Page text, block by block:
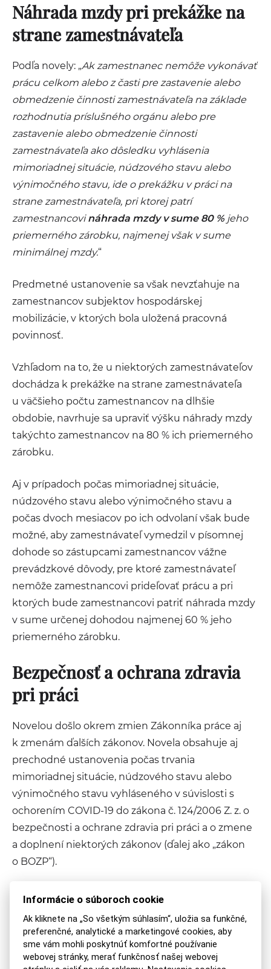
Náhrada mzdy pri prekážke na
strane zamestnávateľa
Podľa novely: „Ak zamestnanec nemôže vykonávať
prácu celkom alebo z časti pre zastavenie alebo
obmedzenie činnosti zamestnávateľa na základe
rozhodnutia príslušného orgánu alebo pre
zastavenie alebo obmedzenie činnosti
zamestnávateľa ako dôsledku vyhlásenia
mimoriadnej situácie, núdzového stavu alebo
výnimočného stavu, ide o prekážku v práci na
strane zamestnávateľa, pri ktorej patrí
zamestnancovináhrada mzdy v sume 80 % jeho
priemerného zárobku, najmenej však v sume
minimálnej mzdy.“
Predmetné ustanovenie sa však nevzťahuje na
zamestnancov subjektov hospodárskej
mobilizácie, v ktorých bola uložená pracovná
povinnosť.
Vzhľadom na to, že u niektorých zamestnávateľov
dochádza k prekážke na strane zamestnávateľa
u väčšieho počtu zamestnancov na dlhšie
obdobie, navrhuje sa upraviť výšku náhrady mzdy
takýchto zamestnancov na 80 % ich priemerného
zárobku.
Aj v prípadoch počas mimoriadnej situácie,
núdzového stavu alebo výnimočného stavu a
počas dvoch mesiacov po ich odvolaní však bude
možné, aby zamestnávateľ vymedzil v písomnej
dohode so zástupcami zamestnancov vážne
prevádzkové dôvody, pre ktoré zamestnávateľ
nemôže zamestnancovi prideľovať prácu a pri
ktorých bude zamestnancovi patriť náhrada mzdy
v sume určenej dohodou najmenej 60 % jeho
priemerného zárobku.
Bezpečnosť a ochrana zdravia
pri práci
Novelou došlo okrem zmien Zákonníka práce aj
k zmenám ďalších zákonov. Novela obsahuje aj
prechodné ustanovenia počas trvania
mimoriadnej situácie, núdzového stavu alebo
výnimočného stavu vyhláseného v súvislosti s
ochorením COVID-19 do zákona č. 124/2006 Z. z. o
bezpečnosti a ochrane zdravia pri práci a o zmene
a doplnení niektorých zákonov (ďalej ako „zákon
o BOZP“).
Podľa zákona o BOZP je zamestnávateľ povinný
predpismi a ostatnými predpismi na zaistenie
bezpečnosti a ochrany zdravia pri práci, so
zásadami bezpečnej práce, zásadami ochrany
Informácie o súboroch cookie
Ak kliknete na „So všetkým súhlasím“, uložia sa funkčné,
preferenčné, analytické a marketingové cookies, aby
sme vám mohli poskytnúť komfortné používanie
webovej stránky, merať funkčnosť našej webovej